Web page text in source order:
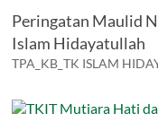
Peringatan Maulid
Islam Hidayatullah
TPA_KB_TK ISLAM